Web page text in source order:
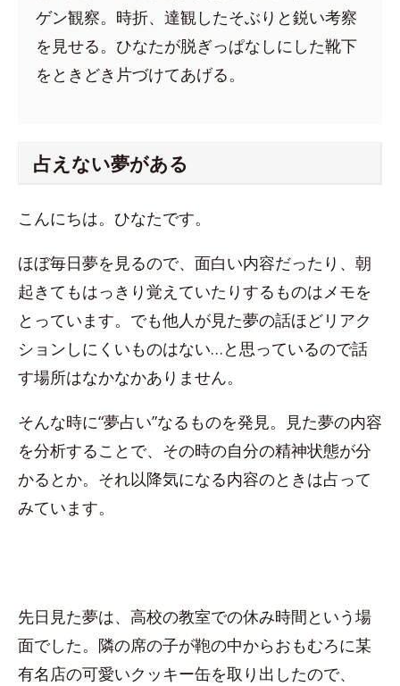
ゲン観察。時折、達観したそぶりと鋭い考察
を見せる。ひなたが脱ぎっぱなしにした靴下
をときどき片づけてあげる。
占えない夢がある
こんにちは。ひなたです。
ほぼ毎日夢を見るので、面白い内容だったり、朝
起きてもはっきり覚えていたりするものはメモを
とっています。でも他人が見た夢の話ほどリアク
ションしにくいものはない…と思っているので話
す場所はなかなかありません。
そんな時に“夢占い”なるものを発見。見た夢の内容
を分析することで、その時の自分の精神状態が分
かるとか。それ以降気になる内容のときは占って
みています。
先日見た夢は、高校の教室での休み時間という場
面でした。隣の席の子が鞄の中からおもむろに某
有名店の可愛いクッキー缶を取り出したので、